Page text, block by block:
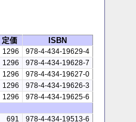
定価 ISBN
1296
978-4-434-19629-4
1296
978-4-434-19628-7
1296
978-4-434-19627-0
1296
978-4-434-19626-3
1296 978-4-434-19625-6
691
978-4-434-19513-6